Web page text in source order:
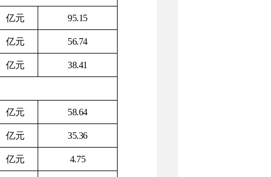
亿元 95.15
亿元 56.74
亿元 38.41
亿元 58.64
亿元 35.36
亿元 4.75